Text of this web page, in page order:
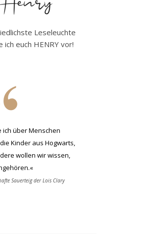
Leseleuchte
euch HENRY vor!
ich über Menschen
Kinder aus Hogwarts,
wollen wir wissen,
Sauerteig der Lois Clary